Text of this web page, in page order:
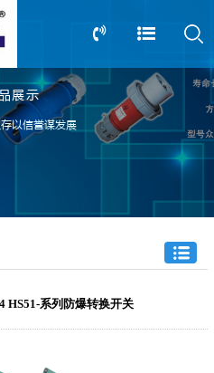
展示
以信誉谋发展
13805239166
0517-83612898
HS51-系列防爆转换开关